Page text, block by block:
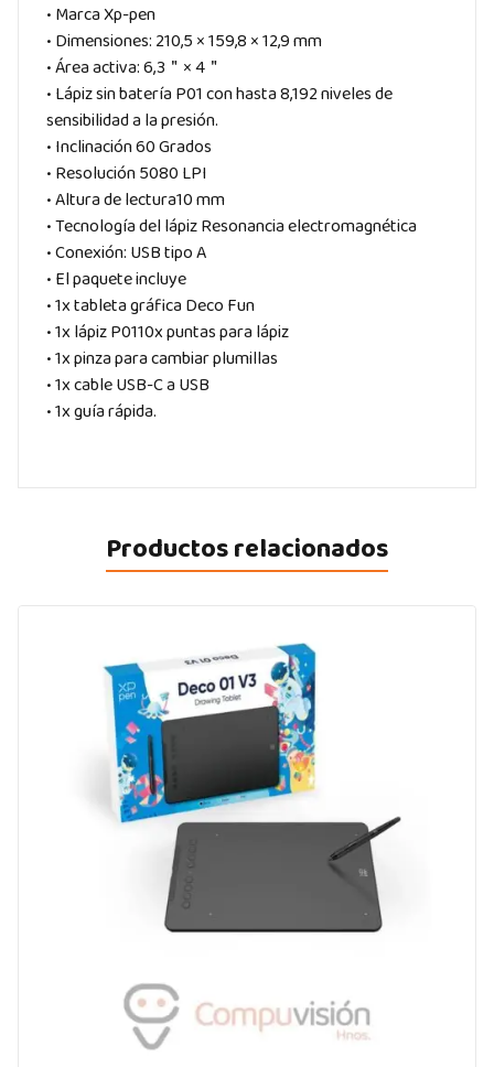
• Marca Xp-pen
• Dimensiones: 210,5 × 159,8 × 12,9 mm
• Área activa: 6,3＂× 4＂
• Lápiz sin batería P01 con hasta 8,192 niveles de
sensibilidad a la presión.
• Inclinación 60 Grados
• Resolución 5080 LPI
• Altura de lectura10 mm
• Tecnología del lápiz Resonancia electromagnética
• Conexión: USB tipo A
• El paquete incluye
• 1x tableta gráfica Deco Fun
• 1x lápiz P0110x puntas para lápiz
• 1x pinza para cambiar plumillas
• 1x cable USB-C a USB
• 1x guía rápida.
Productos relacionados